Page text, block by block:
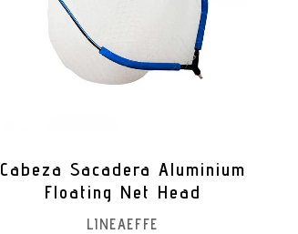
Cabeza Sacadera Aluminium
Floating Net Head
LINEAEFFE